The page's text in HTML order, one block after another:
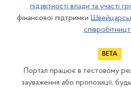
підзвітності влади та участі
фінансової підтримки
Портал працює в тестовому
зауваження або пропозиції,